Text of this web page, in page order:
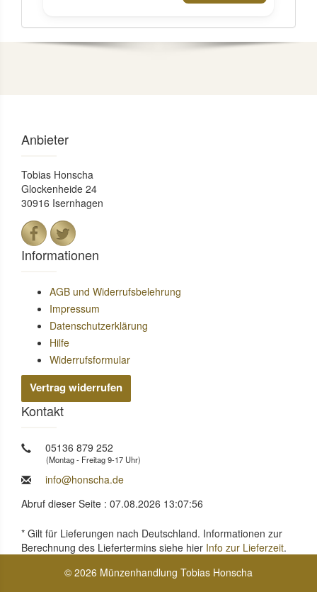
Anbieter
Tobias Honscha
Glockenheide 24
30916 Isernhagen
Informationen
AGB und Widerrufsbelehrung
Impressum
Datenschutzerklärung
Hilfe
Widerrufsformular
Vertrag widerrufen
Kontakt
05136 879 252
(Montag - Freitag 9-17 Uhr)
info@honscha.de
Abruf dieser Seite : 07.08.2026 13:07:56
* Gilt für Lieferungen nach Deutschland. Informationen zur
Berechnung des Liefertermins siehe hier Info zur Lieferzeit.
© 2026 Münzenhandlung Tobias Honscha